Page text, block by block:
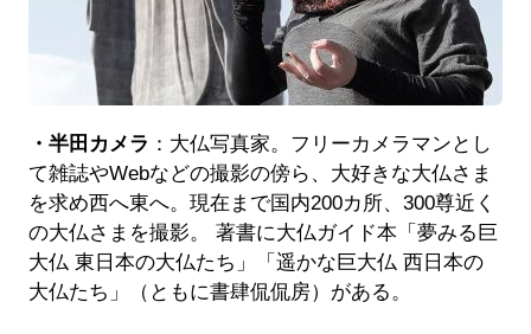
・半田カメラ ：大仏写真家。フリーカメラマンとし
て雑誌やWebなどの撮影の傍ら、大好きな大仏さま
を求め西へ東へ。現在まで国内200カ所、300尊近く
の大仏さまを撮影。 著書に大仏ガイド本「夢みる巨
大仏 東日本の大仏たち」「遥かな巨大仏 西日本の
大仏たち」（ともに書肆侃侃房）がある。